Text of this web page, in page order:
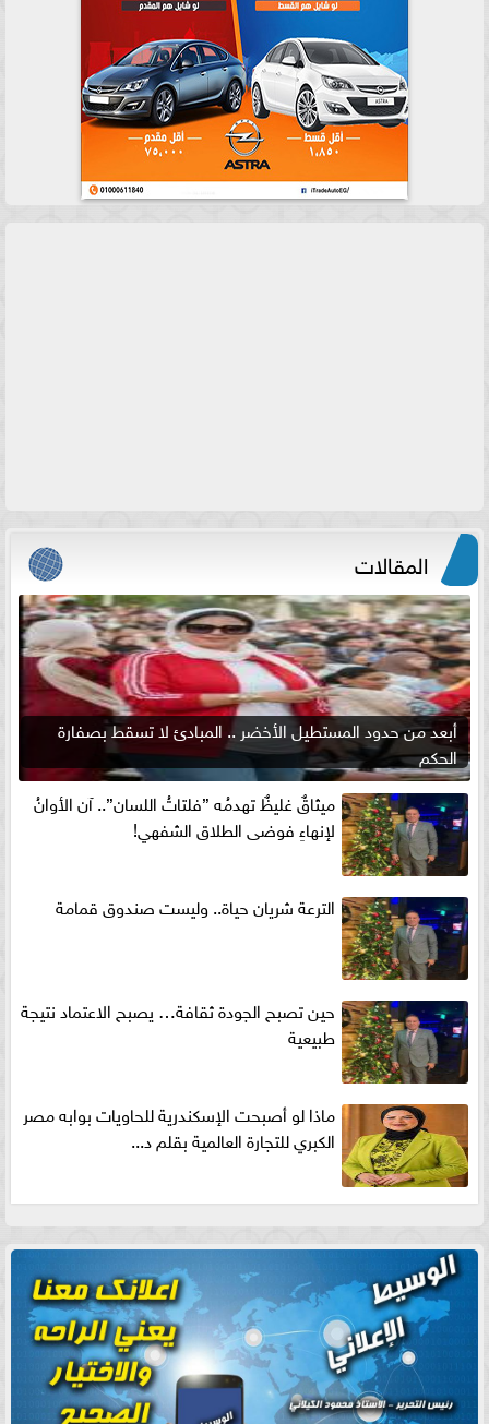
المقالات
أبعد من حدود المستطيل الأخضر .. المبادئ لا تسقط بصفارة
الحكم
ميثاقٌ غليظٌ تهدمُه ”فلتاتُ اللسان”.. آن الأوانُ
لإنهاءِ فوضى الطلاق الشفهي!
الترعة شريان حياة.. وليست صندوق قمامة
حين تصبح الجودة ثقافة… يصبح الاعتماد نتيجة
طبيعية
ماذا لو أصبحت الإسكندرية للحاويات بوابه مصر
الكبري للتجارة العالمية بقلم د...